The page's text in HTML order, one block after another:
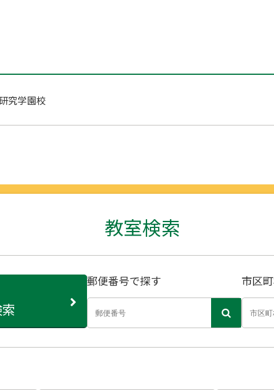
究学園校
教室検索
郵便番号で探す 市区